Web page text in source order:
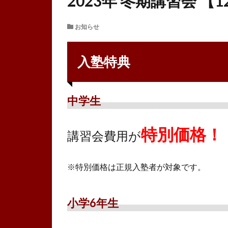
お知らせ
入塾特典
中学生
講習会費用が特別価格！
※特別価格は正規入塾者が対象です。
小学6年生